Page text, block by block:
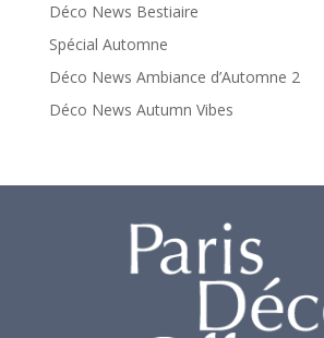
Déco News Bestiaire
Spécial Automne
Déco News Ambiance d’Automne 2
Déco News Autumn Vibes